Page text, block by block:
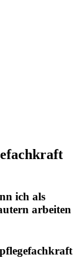
ich als
arbeiten